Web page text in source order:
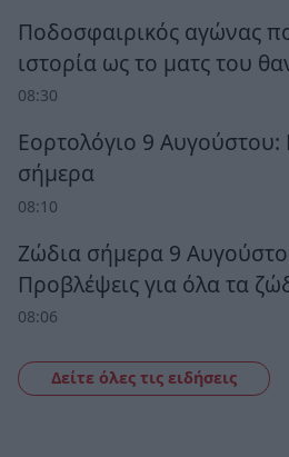
Ποδοσφαιρικός αγώνας
ιστορία ως το ματς του
08:30
Εορτολόγιο 9 Αυγούστου:
σήμερα
08:10
Ζώδια σήμερα 9
Προβλέψεις για όλα τα
08:06
Δείτε όλες τις ειδήσεις